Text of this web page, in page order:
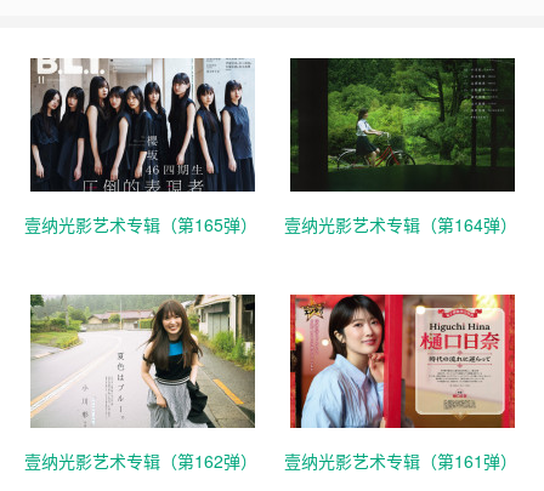
壹纳光影艺术专辑（第165弹） 壹纳光影艺术专辑（第164弹）
壹纳光影艺术专辑（第162弹） 壹纳光影艺术专辑（第161弹）